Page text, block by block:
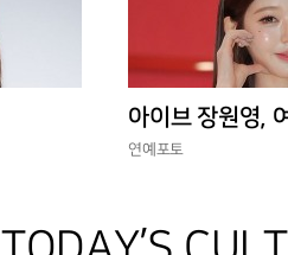
아이브 장원영,
연예포토